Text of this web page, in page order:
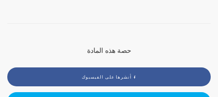
حصة هذه المادة
أنشرها على الفيسبوك